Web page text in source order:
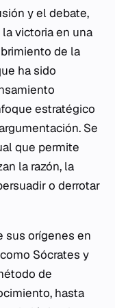
y el debate,
victoria en una
de la
ha sido
estratégico
Se
que permite
la razón, la
o derrotar
sus orígenes en
Sócrates y
de
hasta